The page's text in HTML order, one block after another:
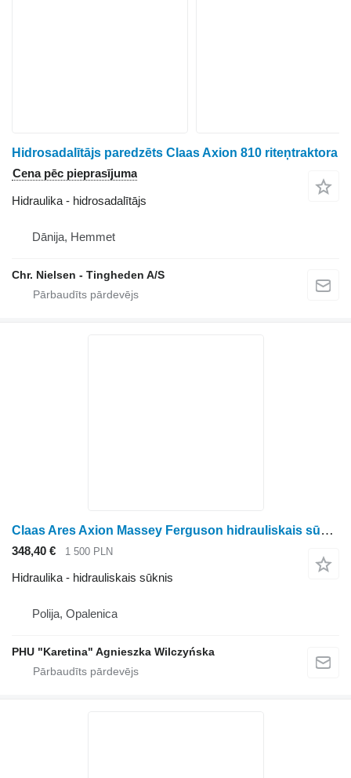
Hidrosadalītājs paredzēts Claas Axion 810 riteņtraktora
Cena pēc pieprasījuma
Hidraulika - hidrosadalītājs
Dānija, Hemmet
Chr. Nielsen - Tingheden A/S
Claas Ares Axion Massey Ferguson hidrauliskais sūknis paredzēts Massey Ferguson Ares Axion riteņtraktora
348,40 € 1 500 PLN
Hidraulika - hidrauliskais sūknis
Polija, Opalenica
PHU "Karetina" Agnieszka Wilczyńska